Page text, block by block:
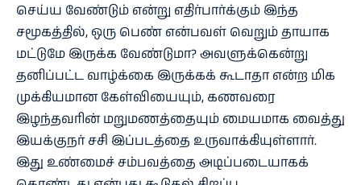
செய்ய வேண்டும் என்று எதிர்பார்க்கும் இந்த
சமூகத்தில், ஒரு பெண் என்பவள் வெறும் தாயாக
மட்டுமே இருக்க வேண்டுமா? அவளுக்கென்று
தனிப்பட்ட வாழ்க்கை இருக்கக் கூடாதா என்ற மிக
முக்கியமான கேள்வியையும், கணவரை
இழந்தவரின் மறுமணத்தையும் மையமாக வைத்து
இயக்குநர் சசி இப்படத்தை உருவாக்கியுள்ளார்.
இது உண்மைச் சம்பவத்தை அடிப்படையாகக்